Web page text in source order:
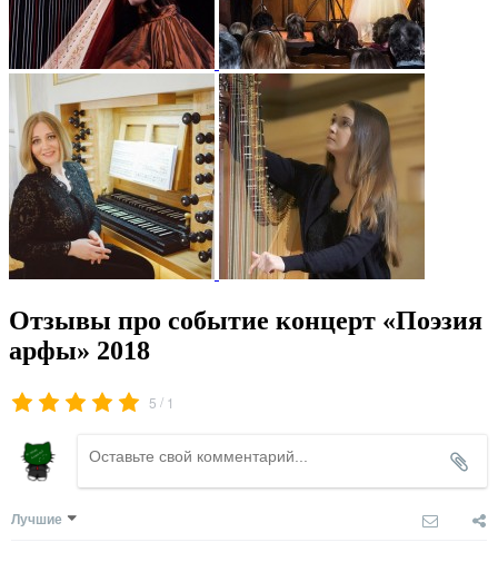
Отзывы про событие концерт «Поэзия
арфы» 2018
5 / 1
Лучшие